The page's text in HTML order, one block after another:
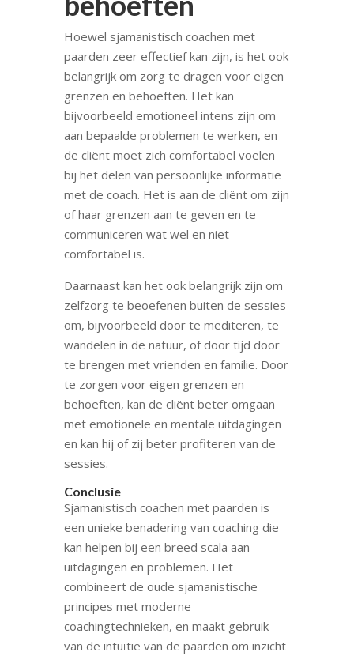
Hoewel sjamanistisch coachen met
paarden zeer effectief kan zijn, is het ook
belangrijk om zorg te dragen voor eigen
grenzen en behoeften. Het kan
bijvoorbeeld emotioneel intens zijn om
aan bepaalde problemen te werken, en
de cliënt moet zich comfortabel voelen
bij het delen van persoonlijke informatie
met de coach. Het is aan de cliënt om zijn
of haar grenzen aan te geven en te
communiceren wat wel en niet
comfortabel is.
Daarnaast kan het ook belangrijk zijn om
zelfzorg te beoefenen buiten de sessies
om, bijvoorbeeld door te mediteren, te
wandelen in de natuur, of door tijd door
te brengen met vrienden en familie. Door
te zorgen voor eigen grenzen en
behoeften, kan de cliënt beter omgaan
met emotionele en mentale uitdagingen
en kan hij of zij beter profiteren van de
sessies.
Conclusie
Sjamanistisch coachen met paarden is
een unieke benadering van coaching die
kan helpen bij een breed scala aan
uitdagingen en problemen. Het
combineert de oude sjamanistische
principes met moderne
coachingtechnieken, en maakt gebruik
van de intuïtie van de paarden om inzicht